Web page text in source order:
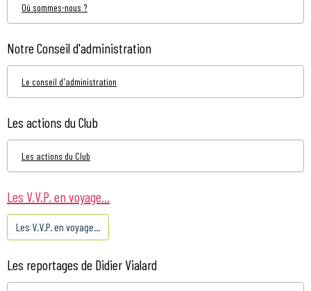
Où sommes-nous ?
Notre Conseil d'administration
Le conseil d'administration
Les actions du Club
Les actions du Club
Les V.V.P. en voyage...
Les V.V.P. en voyage...
Les reportages de Didier Vialard